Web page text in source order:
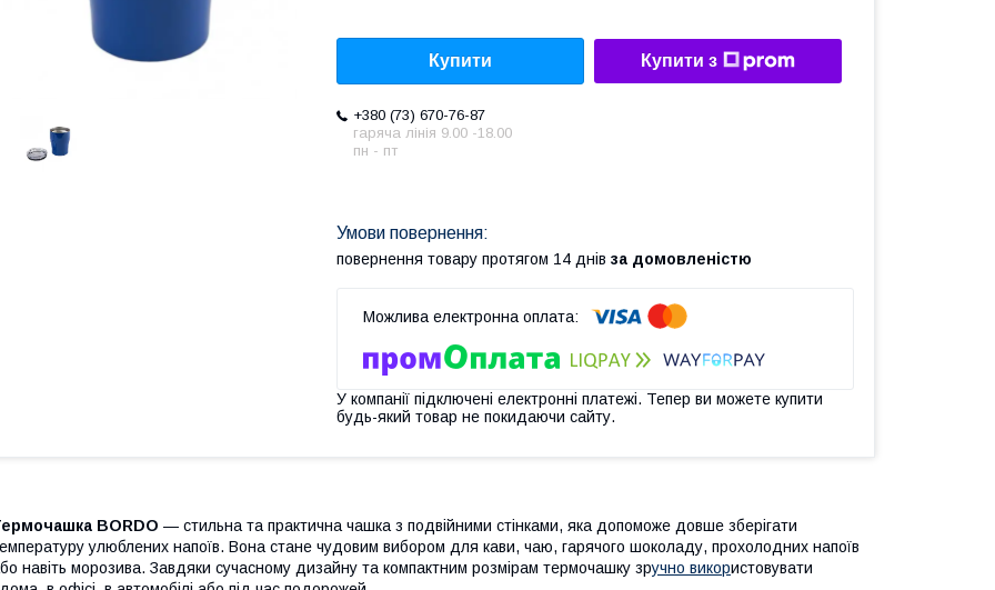
Купити Купити з
+380 (73) 670-76-87
гаряча лінія 9.00 -18.00
пн - пт
повернення товару протягом 14 днів за домовленістю
У компанії підключені електронні платежі. Тепер ви можете купити
будь-який товар не покидаючи сайту.
BORDO — стильна та практична чашка з подвійними стінками, яка допоможе довше зберігати
улюблених напоїв. Вона стане чудовим вибором для кави, чаю, гарячого шоколаду, прохолодних напоїв
навіть морозива. Завдяки сучасному дизайну та компактним розмірам термочашку зручно використовувати